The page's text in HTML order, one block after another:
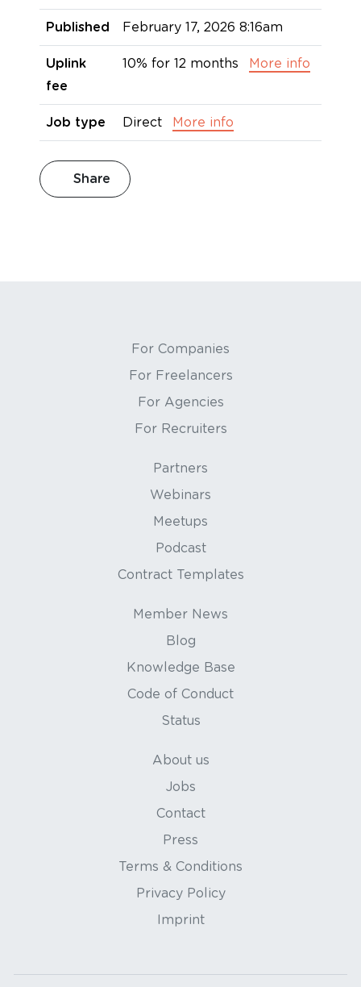
Published February 17, 2026 8:16am
Uplink
fee
10% for 12 months More info
Job type Direct More info
Share
For Companies
For Freelancers
For Agencies
For Recruiters
Partners
Webinars
Meetups
Podcast
Contract Templates
Member News
Blog
Knowledge Base
Code of Conduct
Status
About us
Jobs
Contact
Press
Terms & Conditions
Privacy Policy
Imprint